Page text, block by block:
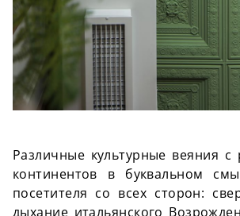
Различные культурные веяния с
континентов в буквальном
посетителя со всех сторон:
дыхание итальянского